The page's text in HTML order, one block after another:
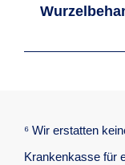
⁶ Wir erstatten
Krankenkasse für